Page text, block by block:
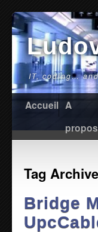
IT, coding…
Accueil A
propos
Tag
Bridge